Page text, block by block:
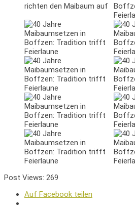
Post Views: 269
Auf Facebook teilen